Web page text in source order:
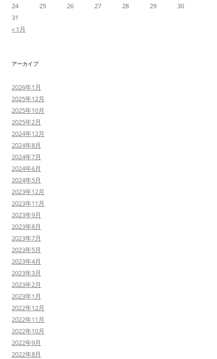
24
25 26 27 28 29
30
31
« 1月
アーカイブ
2026年1月
2025年12月
2025年10月
2025年2月
2024年12月
2024年8月
2024年7月
2024年6月
2024年5月
2023年12月
2023年11月
2023年9月
2023年8月
2023年7月
2023年5月
2023年4月
2023年3月
2023年2月
2023年1月
2022年12月
2022年11月
2022年10月
2022年9月
2022年8月